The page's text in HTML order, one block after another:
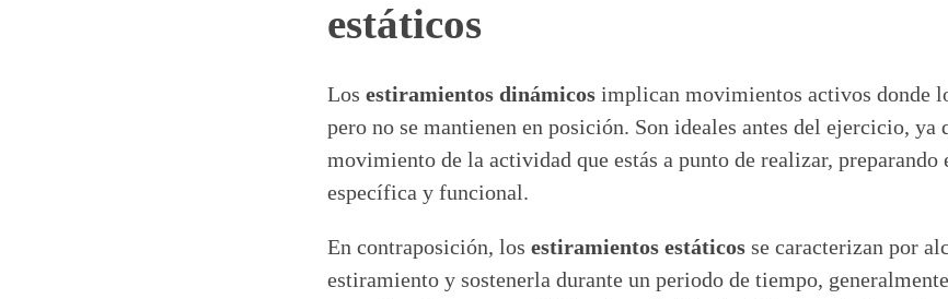
estáticos
Los estiramientos dinámicosimplican movimientos activos donde
pero no se mantienen en posición. Son ideales antes del ejercicio, ya
movimiento de la actividad que estás a punto de realizar, preparando
específica y funcional.
En contraposición, los estiramientos estáticosse caracterizan por
estiramiento y sostenerla durante un periodo de tiempo,